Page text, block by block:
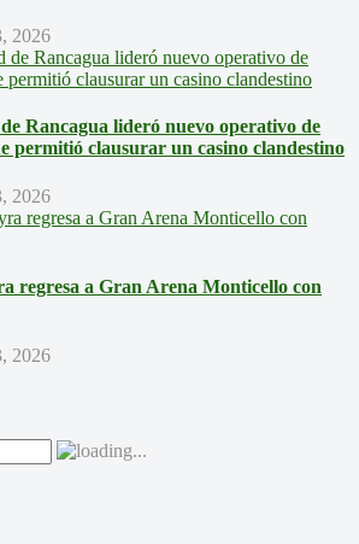
2026
Rancagua lideró nuevo operativo de
permitió clausurar un casino clandestino
2026
regresa a Gran Arena Monticello con
2026